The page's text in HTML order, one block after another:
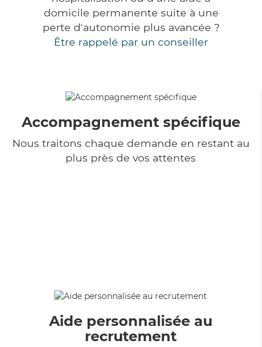
domicile permanente suite à une
perte d'autonomie plus avancée ?
Être rappelé par un conseiller
Accompagnement spécifique
Nous traitons chaque demande en restant au
plus près de vos attentes
Aide personnalisée au
recrutement